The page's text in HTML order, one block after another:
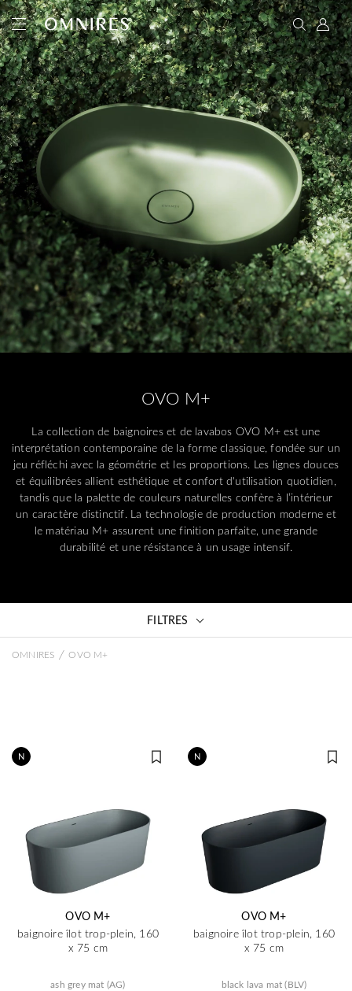
OVO M+
La collection de baignoires et de lavabos OVO M+ est une
interprétation contemporaine de la forme classique, fondée sur un
jeu réfléchi avec la géométrie et les proportions. Les lignes douces
et équilibrées allient esthétique et confort d'utilisation quotidien,
tandis que la palette de couleurs naturelles confère à l’intérieur
un caractère distinctif. La technologie de production moderne et
le matériau M+ assurent une finition parfaite, une grande
durabilité et une résistance à un usage intensif.
FILTRES
OMNIRES / OVO M+
N
OVO M+
baignoire îlot trop-plein, 160
x 75 cm
ash grey mat (AG)
N
OVO M+
baignoire îlot trop-plein, 160
x 75 cm
black lava mat (BLV)